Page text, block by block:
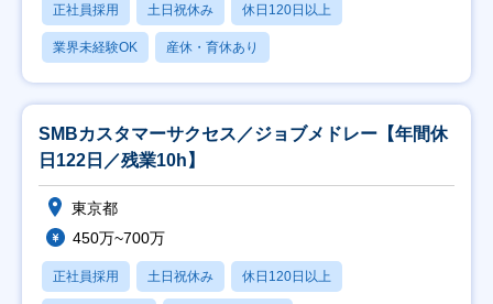
正社員採用 土日祝休み 休日120日以上
業界未経験OK 産休・育休あり
SMBカスタマーサクセス／ジョブメドレー【年間休
日122日／残業10h】
東京都
450万~700万
正社員採用 土日祝休み 休日120日以上